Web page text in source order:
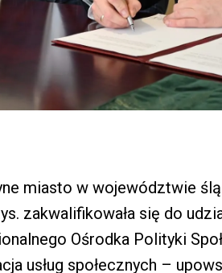
miasto w województwie
zakwalifikowała się do
Ośrodka Polityki
usług społecznych –